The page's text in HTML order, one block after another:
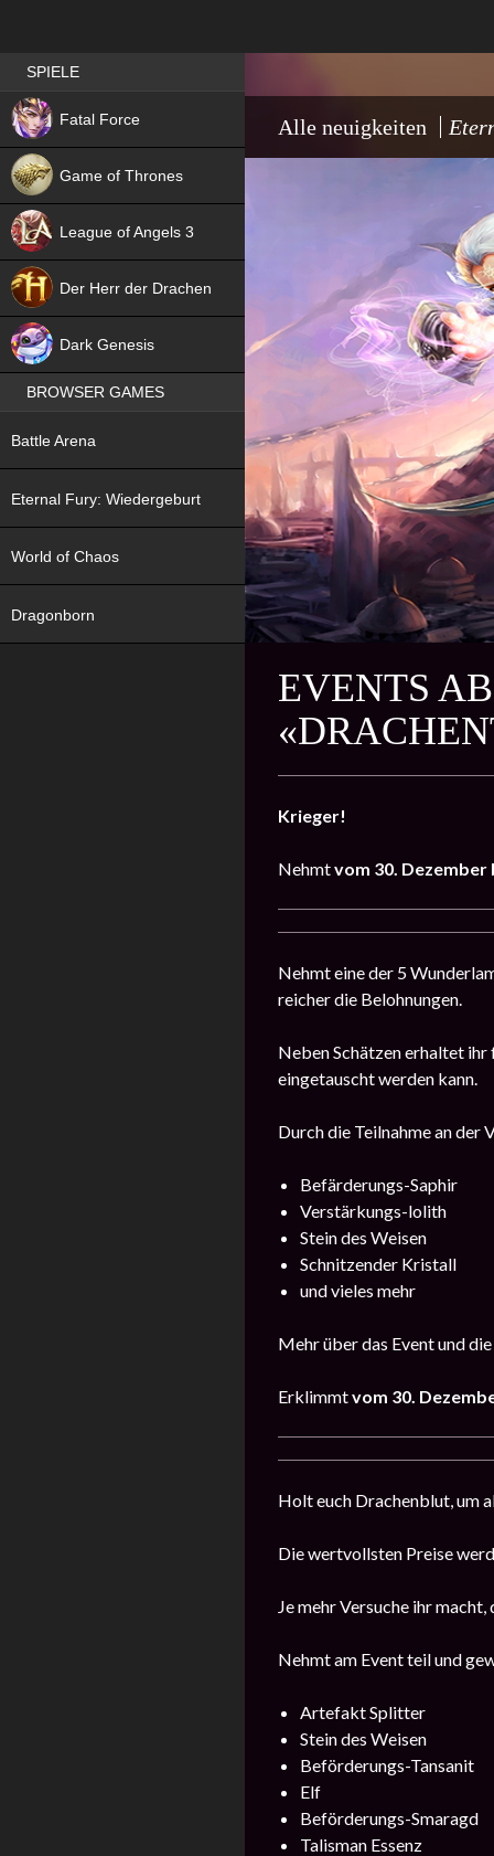
Alle neuigkeiten
EVENTS
Krieger!
Nehmtvom 30. Dezember
Nehmt eine der 5
reicher die Belohnungen.
Neben Schätzen erhaltet ihr
eingetauscht werden kann.
Durch die Teilnahme an der
Befärderungs-Saphir
Verstärkungs-lolith
Stein des Weisen
Schnitzender Kristall
und vieles mehr
Mehr über das Event und
Erklimmtvom 30.
Holt euch Drachenblut, um
Die wertvollsten Preise
Je mehr Versuche ihr
Nehmt am Event teil und
Artefakt Splitter
Stein des Weisen
Beförderungs-Tansanit
Elf
Beförderungs-Smaragd
Talisman Essenz
Best RPG games in Germany
SPIELE
Fatal Force
NEW
Game of Thrones
League of Angels 3
Der Herr der Drachen
Dark Genesis
BROWSER GAMES
Battle Arena
Eternal Fury: Wiedergeburt
World of Chaos
Dragonborn